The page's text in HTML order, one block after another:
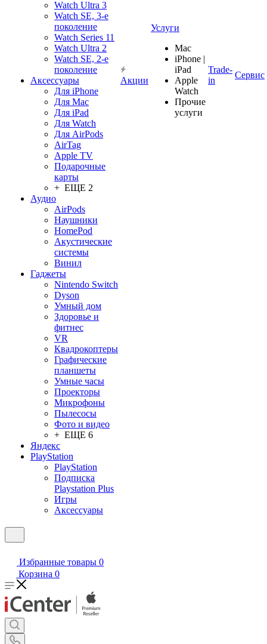
Watch Ultra 3
Watch SE, 3-е
поколение
Watch Series 11
Watch Ultra 2
Watch SE, 2-е
поколение
Аксессуары
Для iPhone
Для Mac
Для iPad
Для Watch
Для AirPods
AirTag
Apple TV
Подарочные
карты
+ ЕЩЕ 2
Аудио
AirPods
Наушники
HomePod
Акустические
системы
Винил
Гаджеты
Nintendo Switch
Dyson
Умный дом
Здоровье и
фитнес
VR
Квадрокоптеры
Графические
планшеты
Умные часы
Проекторы
Микрофоны
Пылесосы
Фото и видео
+ ЕЩЕ 6
Яндекс
PlayStation
PlayStation
Подписка
Playstation Plus
Игры
Аксессуары
Акции
Услуги
Mac
iPhone |
iPad
Apple
Watch
Прочие
услуги
Trade-
in
Сервис
Избранные товары 0
Корзина 0